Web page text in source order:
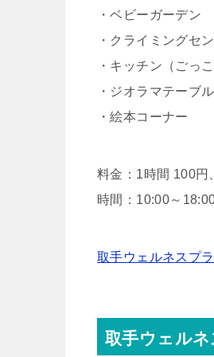
・ベビーガーデン
・クライミングセ
・キッチン（ごっこ
・ジオラマテーブ
・絵本コーナー
料金：1時間 100円
時間：10:00～
取手ウェルネスプ
取手ウェル